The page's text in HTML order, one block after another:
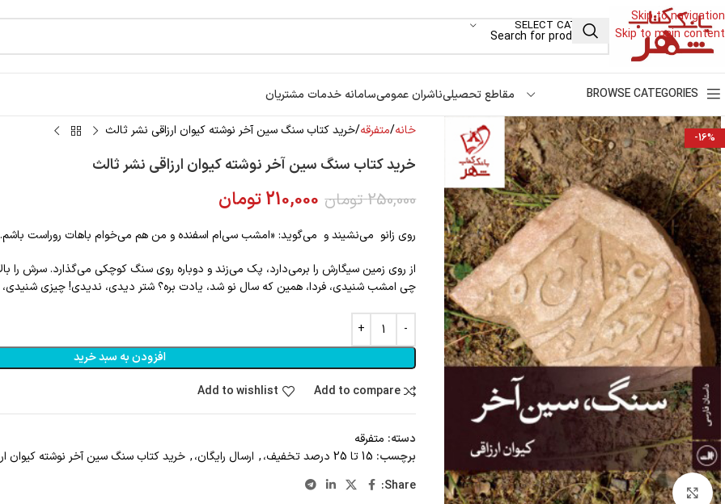
Skip to navigation
Skip to main content
SELECT CATEGORY
BROWSE CATEGORIES مقاطع تحصیلیناشران عمومیسامانه خدمات مشتریان
-16%
Click to enlarge
خانه متفرقه خرید کتاب سنگ سین آخر نوشته کیوان ارزاقی نشر ثالث
خرید کتاب سنگ سین آخر نوشته کیوان ارزاقی نشر ثالث
250,000 تومان 210,000تومان
روی زانو می‌نشیند و می‌گوید: «امشب سی‌ام اسفنده و من هم می‌خوام باهات روراست باشم.
از روی زمین سیگارش را برمی‌دارد، پک می‌زند و دوباره روی سنگ کوچکی می‌گذارد. سرش را
چی امشب شنیدی، فردا، همین که سال نو شد، یادت بره؟ شتر دیدی، ندیدی! چیزی
افزودن به سبد خرید
Add to compare
Add to wishlist
دسته: متفرقه
برچسب: 15 تا 25 درصد تخفیف، , ارسال رایگان،, خرید کتاب سنگ سین آخر نوشته کیوان
Share: